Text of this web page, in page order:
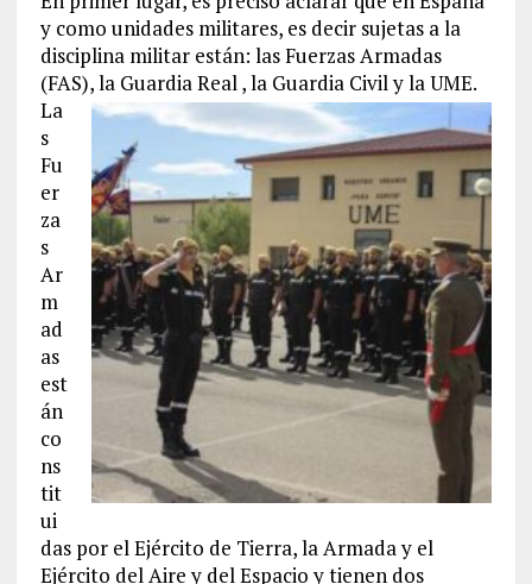
y como unidades militares, es decir sujetas a la
disciplina militar están: las Fuerzas Armadas
(FAS), la Guardia Real , la Guardia Civil y la UME.
La
s
Fu
er
za
s
Ar
m
ad
as
est
án
co
ns
tit
ui
das por el Ejército de Tierra, la Armada y el
Ejército del Aire y del Espacio y tienen dos